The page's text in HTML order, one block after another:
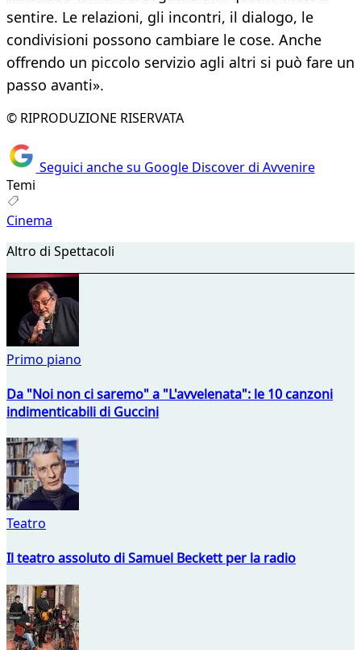
sentire. Le relazioni, gli incontri, il dialogo, le
condivisioni possono cambiare le cose. Anche
offrendo un piccolo servizio agli altri si può fare un
passo avanti».
© RIPRODUZIONE RISERVATA
Seguici anche su Google Discover di Avvenire
Temi
Cinema
Altro di Spettacoli
Primo piano
Da "Noi non ci saremo" a "L'avvelenata": le 10 canzoni
indimenticabili di Guccini
Teatro
Il teatro assoluto di Samuel Beckett per la radio